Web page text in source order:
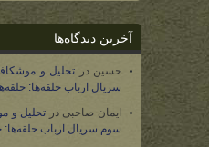
آخرین دیدگاه‌ها
حسین در تحلیل و
سریال ارباب حلقه‌ها:
ایمان صاحبی در تحلیل و
سوم سریال ارباب